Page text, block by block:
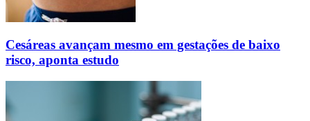
Cesáreas avançam mesmo em gestações de baixo
risco, aponta estudo